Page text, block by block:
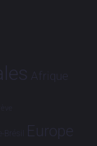
Afrique
Europe